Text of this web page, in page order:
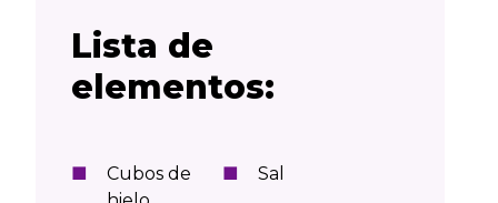
Lista de
elementos:
Cubos de
Sal